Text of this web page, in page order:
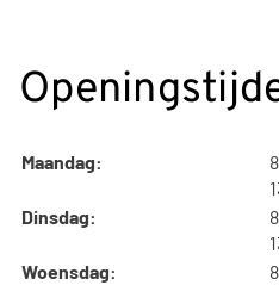
Maandag:
Dinsdag:
Woensdag: